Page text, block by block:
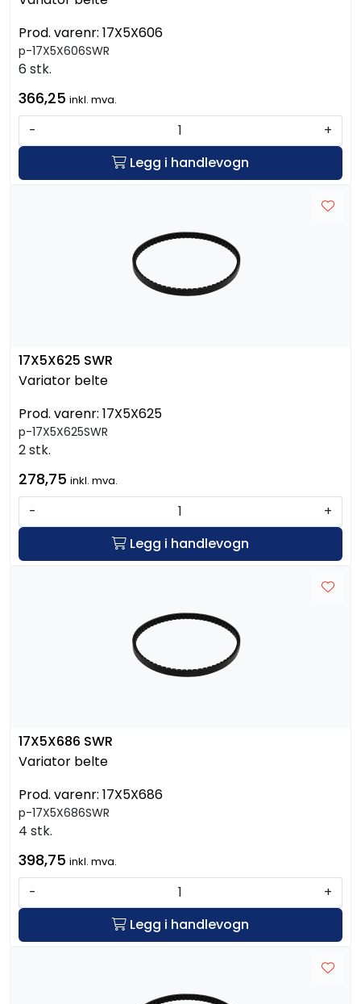
Prod. varenr: 17X5X606
p-17X5X606SWR
6 stk.
366,25 inkl. mva.
-
+
Legg i handlevogn
17X5X625 SWR
Variator belte
Prod. varenr: 17X5X625
p-17X5X625SWR
2 stk.
278,75 inkl. mva.
-
+
Legg i handlevogn
17X5X686 SWR
Variator belte
Prod. varenr: 17X5X686
p-17X5X686SWR
4 stk.
398,75 inkl. mva.
-
+
Legg i handlevogn